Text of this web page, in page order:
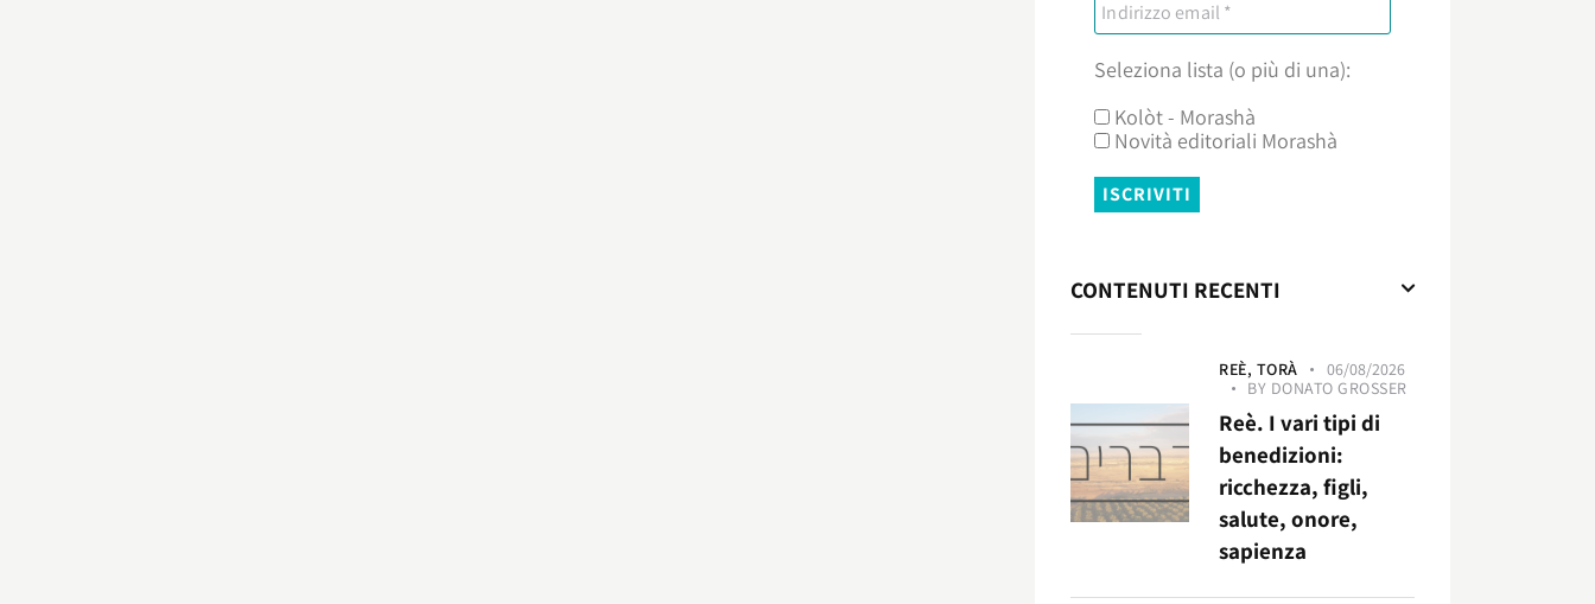
Seleziona lista (o più di una):
Kolòt - Morashà
Novità editoriali Morashà
CONTENUTI RECENTI
REÈ, TORÀ
06/08/2026
BY DONATO GROSSER
Reè. I vari tipi di
benedizioni:
ricchezza, figli,
salute, onore,
sapienza